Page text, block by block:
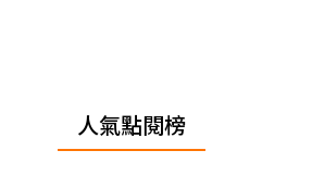
人氣點閱榜